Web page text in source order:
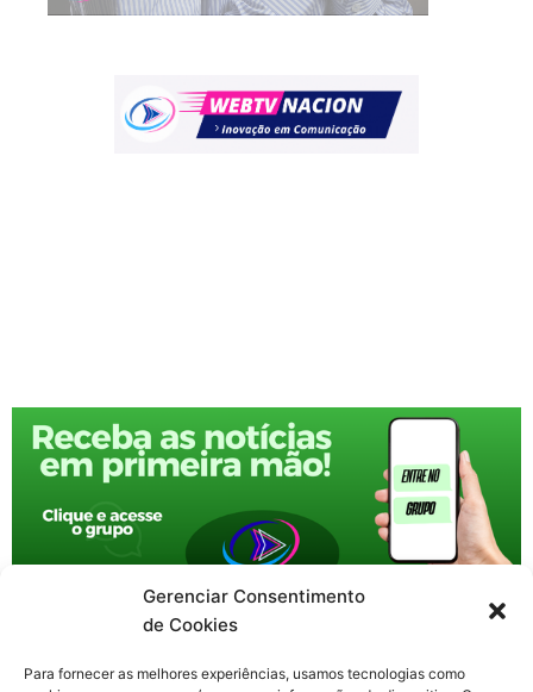
Gerenciar Consentimento
de Cookies
Para fornecer as melhores experiências, usamos tecnologias como